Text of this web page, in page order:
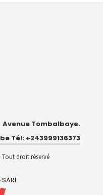
Avenue Tombalbaye.
Tél: +243999136373
Tout droit réservé